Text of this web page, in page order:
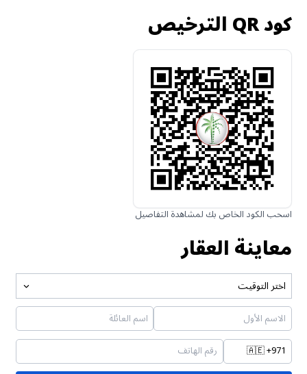
كود QR الترخيص
اسحب الكود الخاص بك لمشاهدة التفاصيل
معاينة العقار
اختر التوقيت
🇦🇪+971